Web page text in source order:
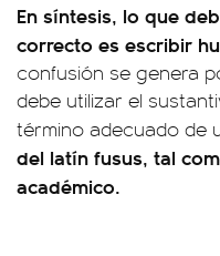
En síntesis, lo que
correcto es escribir
confusión se genera
debe utilizar el
término adecuado de
del latín fusus, tal
académico.